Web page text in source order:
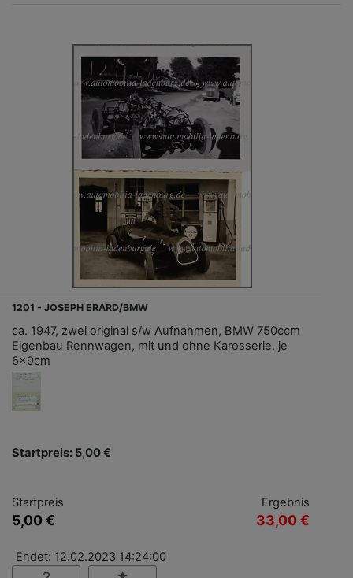
1201 - JOSEPH ERARD/BMW
ca. 1947, zwei original s/w Aufnahmen, BMW 750ccm
Eigenbau Rennwagen, mit und ohne Karosserie, je
6x9cm
Startpreis: 5,00 €
Startpreis
5,00 €
Ergebnis
33,00 €
Endet: 12.02.2023 14:24:00